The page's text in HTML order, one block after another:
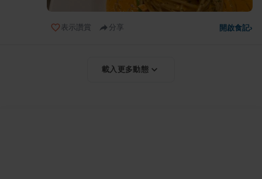
表示讚賞 分享 開啟食記›
載入更多動態